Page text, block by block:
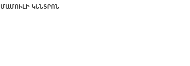
ՄԱՄՈՒԼԻ ԿԵՆՏՐՈՆ